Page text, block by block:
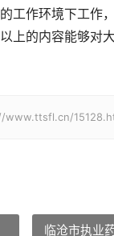
工作环境下工作
上的内容能够对
www.ttsfl.cn/
临沧市执业